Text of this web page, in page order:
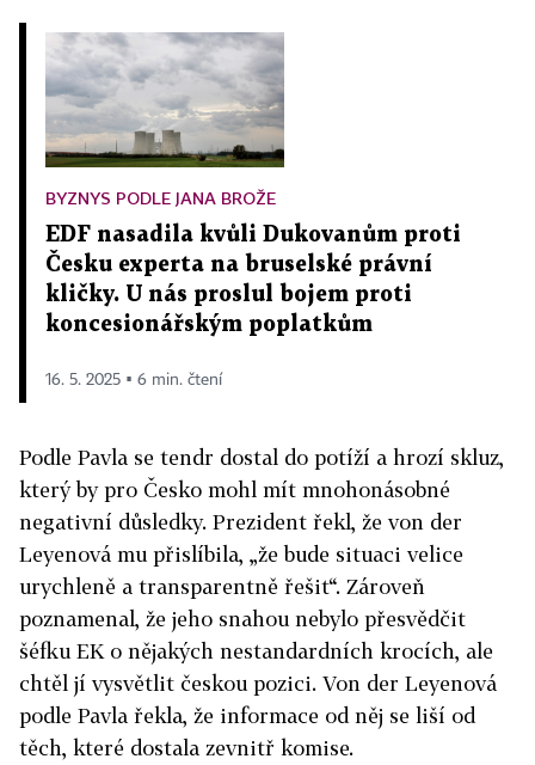
BYZNYS PODLE JANA BROŽE
EDF nasadila kvůli Dukovanům proti
Česku experta na bruselské právní
kličky. U nás proslul bojem proti
koncesionářským poplatkům
16. 5. 2025 ▪ 6 min. čtení
Podle Pavla se tendr dostal do potíží a hrozí skluz,
který by pro Česko mohl mít mnohonásobné
negativní důsledky. Prezident řekl, že von der
Leyenová mu přislíbila, „že bude situaci velice
urychleně a transparentně řešit“. Zároveň
poznamenal, že jeho snahou nebylo přesvědčit
šéfku EK o nějakých nestandardních krocích, ale
chtěl jí vysvětlit českou pozici. Von der Leyenová
podle Pavla řekla, že informace od něj se liší od
těch, které dostala zevnitř komise.